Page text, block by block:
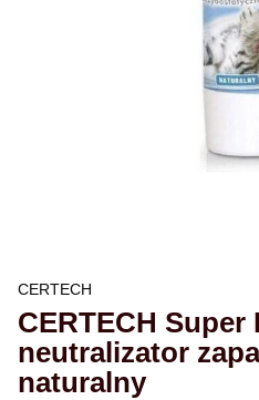
CERTECH
CERTECH Super
neutralizator
naturalny